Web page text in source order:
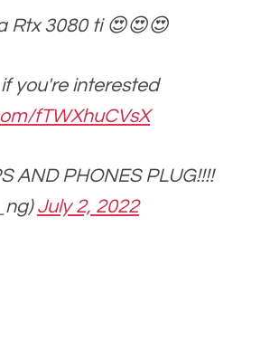
Rtx 3080 ti 😍😍😍
you're interested
fTWXhuCVsX
AND PHONES PLUG!!!!
July 2, 2022